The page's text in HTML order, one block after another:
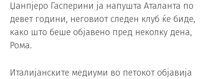
Џанпјеро Гасперини ја напушта Аталанта по
девет години, неговиот следен клуб ќе биде,
како што беше објавено пред неколку дена,
Рома.
Италијанските медиуми во петокот објавија